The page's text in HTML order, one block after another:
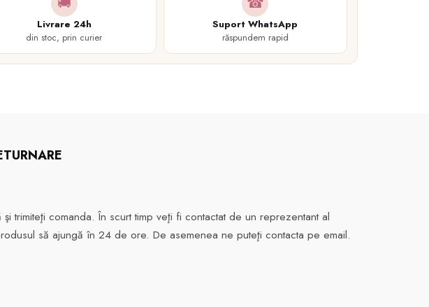
Livrare 24h
din stoc, prin curier
Suport WhatsApp
răspundem rapid
trimiteţi comanda. În scurt timp veţi fi contactat de un reprezentant al
să ajungă în 24 de ore. De asemenea ne puteţi contacta pe email.